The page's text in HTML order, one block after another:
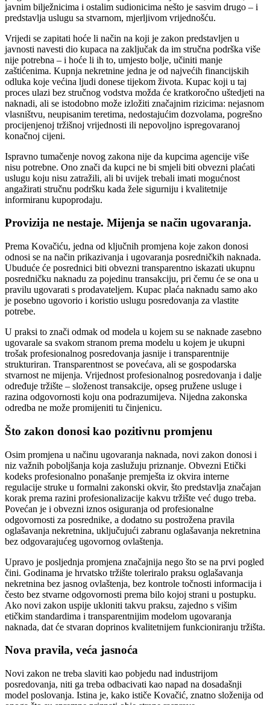
javnim bilježnicima i ostalim sudionicima nešto je sasvim drugo – i
predstavlja uslugu sa stvarnom, mjerljivom vrijednošću.
Vrijedi se zapitati hoće li način na koji je zakon predstavljen u
javnosti navesti dio kupaca na zaključak da im stručna podrška više
nije potrebna – i hoće li ih to, umjesto bolje, učiniti manje
zaštićenima. Kupnja nekretnine jedna je od najvećih financijskih
odluka koje većina ljudi donese tijekom života. Kupac koji u taj
proces ulazi bez stručnog vodstva možda će kratkoročno uštedjeti na
naknadi, ali se istodobno može izložiti značajnim rizicima: nejasnom
vlasništvu, neupisanim teretima, nedostajućim dozvolama, pogrešno
procijenjenoj tržišnoj vrijednosti ili nepovoljno ispregovaranoj
konačnoj cijeni.
Ispravno tumačenje novog zakona nije da kupcima agencije više
nisu potrebne. Ono znači da kupci ne bi smjeli biti obvezni plaćati
uslugu koju nisu zatražili, ali bi uvijek trebali imati mogućnost
angažirati stručnu podršku kada žele sigurniju i kvalitetnije
informiranu kupoprodaju.
Provizija ne nestaje. Mijenja se način ugovaranja.
Prema Kovačiću, jedna od ključnih promjena koje zakon donosi
odnosi se na način prikazivanja i ugovaranja posredničkih naknada.
Ubuduće će posrednici biti obvezni transparentno iskazati ukupnu
posredničku naknadu za pojedinu transakciju, pri čemu će se ona u
pravilu ugovarati s prodavateljem. Kupac plaća naknadu samo ako
je posebno ugovorio i koristio uslugu posredovanja za vlastite
potrebe.
U praksi to znači odmak od modela u kojem su se naknade zasebno
ugovarale sa svakom stranom prema modelu u kojem je ukupni
trošak profesionalnog posredovanja jasnije i transparentnije
strukturiran. Transparentnost se povećava, ali se gospodarska
stvarnost ne mijenja. Vrijednost profesionalnog posredovanja i dalje
određuje tržište – složenost transakcije, opseg pružene usluge i
razina odgovornosti koju ona podrazumijeva. Nijedna zakonska
odredba ne može promijeniti tu činjenicu.
Što zakon donosi kao pozitivnu promjenu
Osim promjena u načinu ugovaranja naknada, novi zakon donosi i
niz važnih poboljšanja koja zaslužuju priznanje. Obvezni Etički
kodeks profesionalno ponašanje premješta iz okvira interne
regulacije struke u formalni zakonski okvir, što predstavlja značajan
korak prema razini profesionalizacije kakvu tržište već dugo treba.
Povećan je i obvezni iznos osiguranja od profesionalne
odgovornosti za posrednike, a dodatno su postrožena pravila
oglašavanja nekretnina, uključujući zabranu oglašavanja nekretnina
bez odgovarajućeg ugovornog ovlaštenja.
Upravo je posljednja promjena značajnija nego što se na prvi pogled
čini. Godinama je hrvatsko tržište toleriralo praksu oglašavanja
nekretnina bez jasnog ovlaštenja, bez kontrole točnosti informacija i
često bez stvarne odgovornosti prema bilo kojoj strani u postupku.
Ako novi zakon uspije ukloniti takvu praksu, zajedno s višim
etičkim standardima i transparentnijim modelom ugovaranja
naknada, dat će stvaran doprinos kvalitetnijem funkcioniranju tržišta.
Nova pravila, veća jasnoća
Novi zakon ne treba slaviti kao pobjedu nad industrijom
posredovanja, niti ga treba odbacivati kao napad na dosadašnji
model poslovanja. Istina je, kako ističe Kovačić, znatno složenija od